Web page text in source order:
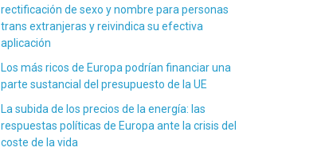
rectificación de sexo y nombre para personas
trans extranjeras y reivindica su efectiva
aplicación
Los más ricos de Europa podrían financiar una
parte sustancial del presupuesto de la UE
La subida de los precios de la energía: las
respuestas políticas de Europa ante la crisis del
coste de la vida